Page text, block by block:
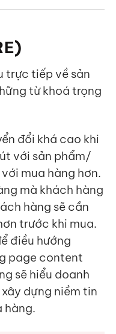
trực tiếp về sản
từ khoá trọng
đổi khá cao khi
với sản phẩm/
mua hàng hơn.
mà khách hàng
hàng sẽ cần
trước khi mua.
điều hướng
page content
sẽ hiểu doanh
dựng niềm tin
hàng.